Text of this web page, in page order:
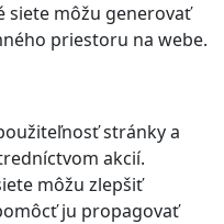
siete môžu generovať
priestoru na webe.
stránky a
akcií.
môžu zlepšiť
ju propagovať